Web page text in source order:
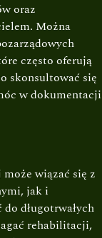
oraz
Można
często oferują
skonsultować się
w dokumentacji
wiązać się z
jak i
długotrwałych
rehabilitacji,